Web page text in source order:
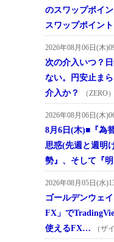
のスワップポイ
スワップポイン
2026年08月06日(木
次の介入いつ？
ない。円安止ま
介入か？
（ZERO）
2026年08月06日(木
8月6日(木)■『為
思惑(先週と週明
勢』、そして『
2026年08月05日(水
ゴールデンウェ
FX」で
使えるFX…
（ザ